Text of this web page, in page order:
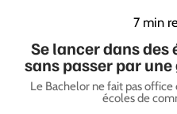
7 min
Se lancer dans des
sans passer par
Le Bachelor ne fait pas
écoles de